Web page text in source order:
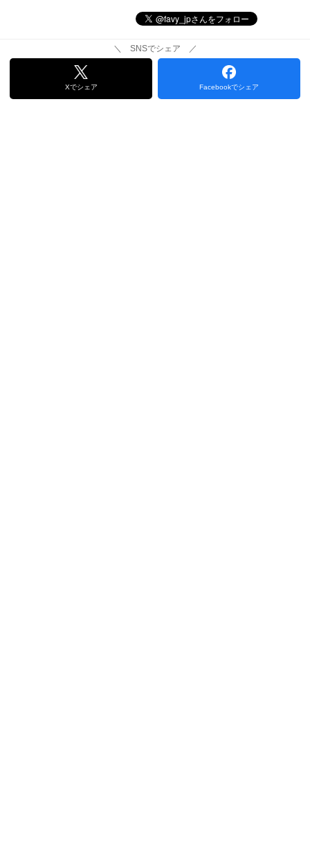
＼ SNSでシェア ／
Xでシェア Facebookでシェア